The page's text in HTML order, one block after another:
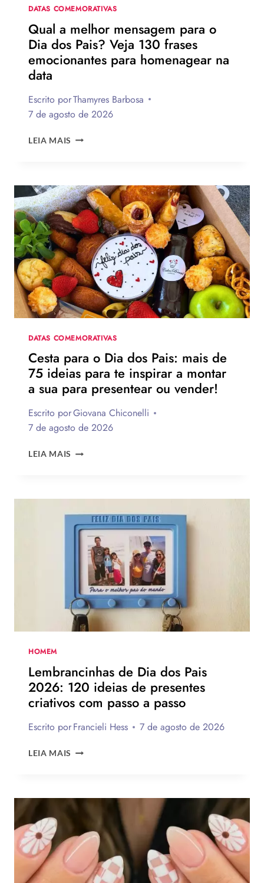
DATAS COMEMORATIVAS
Qual a melhor mensagem para o
Dia dos Pais? Veja 130 frases
emocionantes para homenagear na
data
Escrito porThamyres Barbosa
7 de agosto de 2026
LEIA MAIS QUAL
PARA
O
DIA
DOS
PAIS?
VEJA
130
FRASES
EMOCIONANTES
PARA
HOMENAGEAR
DATA
DATAS COMEMORATIVAS
Cesta para o Dia dos Pais: mais de
75 ideias para te inspirar a montar
a sua para presentear ou vender!
Escrito porGiovana Chiconelli
7 de agosto de 2026
LEIA MAIS CESTA
DOS
PAIS:
MAIS
IDEIAS
INSPIRAR
A
MONTAR
PRESENTEAR
OU
VENDER!
HOMEM
Lembrancinhas de Dia dos Pais
2026: 120 ideias de presentes
criativos com passo a passo
Escrito porFrancieli Hess 7 de agosto de 2026
LEIA MAIS LEMBRANCINHAS
PAIS
2026:
IDEIAS
DE
PRESENTES
CRIATIVOS